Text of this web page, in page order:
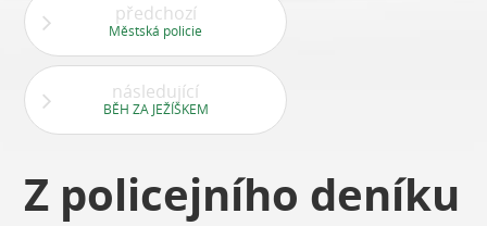
předchozí
Městská policie
následující
BĚH ZA JEŽÍŠKEM
Z policejního deníku